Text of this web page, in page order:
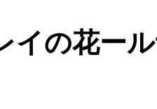
イの花ー